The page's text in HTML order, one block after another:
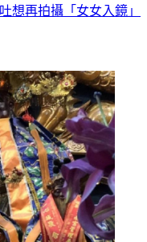
想再拍攝「女女入鏡」